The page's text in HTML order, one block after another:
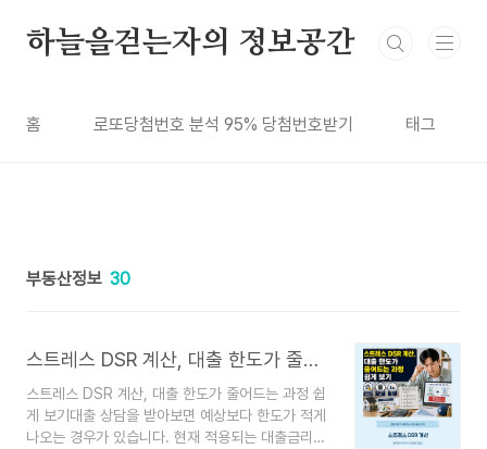
하늘을걷는자의 정보공간
홈 로또당첨번호 분석 95% 당첨번호받기 태그
부동산정보 30
스트레스 DSR 계산, 대출 한도가 줄어드는 과정 쉽게 보기
스트레스 DSR 계산, 대출 한도가 줄어드는 과정 쉽
게 보기대출 상담을 받아보면 예상보다 한도가 적게
나오는 경우가 있습니다. 현재 적용되는 대출금리는